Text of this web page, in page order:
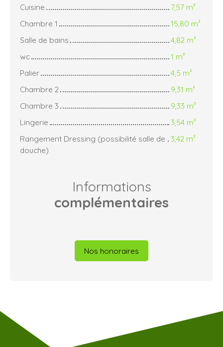
Cuisine
7,57 m²
Chambre 1
15,80 m²
Salle de bains
4,82 m²
wc
1 m²
Palier
4,5 m²
Chambre 2
9,31 m²
Chambre 3
9,33 m²
Lingerie
3,54 m²
Rangement Dressing (possibilité salle de
douche)
3,42 m²
Informations
complémentaires
Nos honoraires